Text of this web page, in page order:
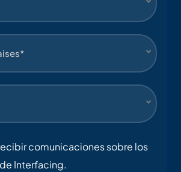
comunicaciones sobre los
Interfacing.